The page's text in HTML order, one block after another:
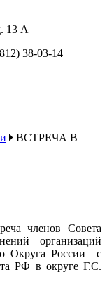
13 А
38-03-14
ВСТРЕЧА В
членов Совета
организаций
Округа России с
РФ в округе Г.С.